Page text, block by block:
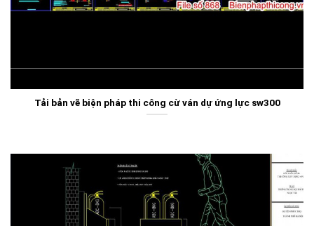
Tải bản vẽ biện pháp thi công cừ ván dự ứng lực sw300